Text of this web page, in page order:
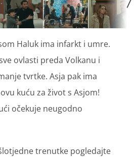
Haluk ima infarkt i umre.
ovlasti preda Volkanu i
tvrtke. Asja pak ima
kuću za život s Asjom!
očekuje neugodno
trenutke pogledajte